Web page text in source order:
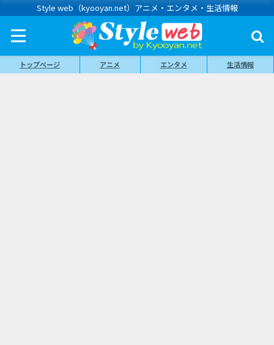
Style web（kyooyan.net）アニメ・エンタメ・生活情報
トップページ アニメ エンタメ 生活情報